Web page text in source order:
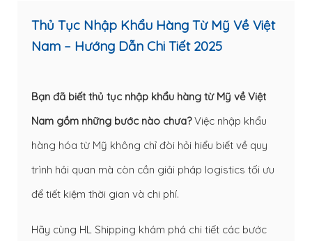
Thủ Tục Nhập Khẩu Hàng Từ Mỹ Về Việt
Nam – Hướng Dẫn Chi Tiết 2025
Bạn đã biết thủ tục nhập khẩu hàng từ Mỹ về Việt
Nam gồm những bước nào chưa?Việc nhập khẩu
hàng hóa từ Mỹ không chỉ đòi hỏi hiểu biết về quy
trình hải quan mà còn cần giải pháp logistics tối ưu
để tiết kiệm thời gian và chi phí.
Hãy cùng HL Shipping khám phá chi tiết các bước